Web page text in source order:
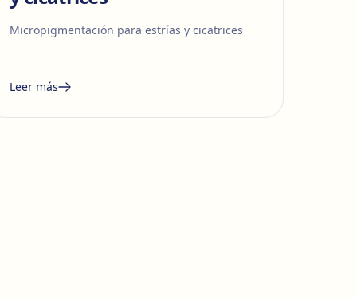
Micropigmentación para estrías y cicatrices
Leer más